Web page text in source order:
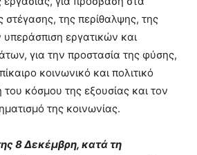
στέγασης, της περίθαλψης, της
υπεράσπιση εργατικών και
για την προστασία της φύσης,
κοινωνικό και πολιτικό
κόσμου της εξουσίας και τον
της κοινωνίας.
8 Δεκέμβρη, κατά τη